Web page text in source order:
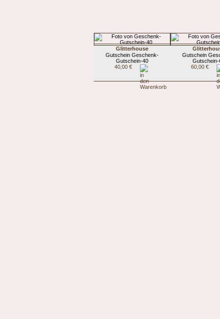
Glitterhouse
Gutschein Geschenk-
Gutschein-40
40,00 €
Gutschein
Gutschein-
60,00 €